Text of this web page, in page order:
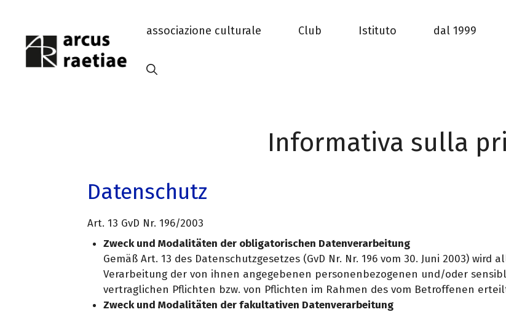
contenuto
associazione culturale Club Istituto dal 1999
Informativa sulla
Datenschutz
Art. 13 GvD Nr. 196/2003
Zweck und Modalitäten der obligatorischen Datenverarbeitung
Gemäß Art. 13 des Datenschutzgesetzes (GvD Nr. Nr. 196 vom 30. Juni 2003)
Verarbeitung der von ihnen angegebenen personenbezogenen und/oder
vertraglichen Pflichten bzw. von Pflichten im Rahmen des vom Betroffenen
Zweck und Modalitäten der fakultativen Datenverarbeitung